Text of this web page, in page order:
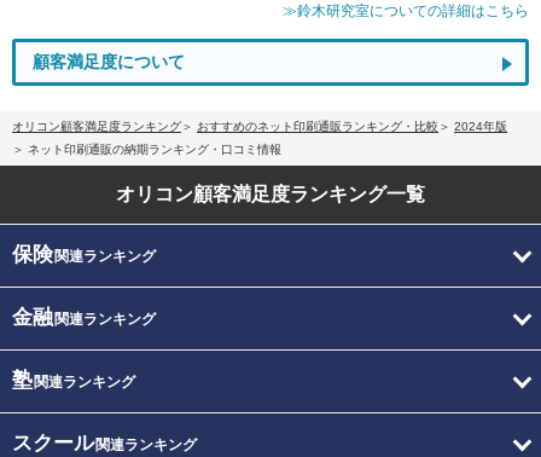
≫鈴木研究室についての詳細はこちら
顧客満足度について
オリコン顧客満足度ランキング おすすめのネット印刷通販ランキング・比較
2024年版
ネット印刷通販の納期ランキング・口コミ情報
オリコン顧客満足度ランキング一覧
保険関連ランキング
金融関連ランキング
塾関連ランキング
スクール関連ランキング